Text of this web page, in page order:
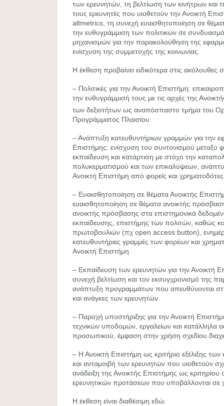
των ερευνητών, τη βελτίωση των κινήτρων και
τους ερευνητές που υιοθετούν την Ανοικτή
altmetrics, τη συνεχή ευαισθητοποίηση σε
την ευθυγράμμιση των πολιτικών σε
μηχανισμών για την παρακολούθηση της
ενίσχυση της συμμετοχής της κοινωνίας.
Η έκθεση προβαίνει ειδικότερα στις ακόλουθες
– Πολιτικές για την Ανοικτή Επιστήμη:
την ευθυγράμμισή τους με τις αρχές της
των δεξιοτήτων ως αναπόσπαστο τμήμα του
Προγράμματος Πλαισίου
– Ανάπτυξη κατευθυντήριων γραμμών για την
Επιστήμης: ενίσχυση του συντονισμού
εκπαίδευση και κατάρτιση με στόχο την
πολυκερματισμού και των επικαλύψεων,
Ανοικτή Επιστήμη από φορείς και
– Ευαισθητοποίηση σε θέματα Ανοικτής
ευαισθητοποίηση σε θέματα ανοικτής
ανοικτής πρόσβασης στα επιστημονικά
εκπαίδευσης, επιστήμης των πολιτών, καθώς
πρωτοβουλιών (πχ open access button),
κατευθυντήριες γραμμές των φορέων και
Ανοικτή Επιστήμη
– Εκπαίδευση των ερευνητών για την Ανοικτή
συνεχή βελτίωση και τον εκσυγχρονισμό της
ανάπτυξη προγραμμάτων που απευθύνονται
και ανάγκες των ερευνητών
– Παροχή υποστήριξης για την Ανοικτή
τεχνικών υποδομών, εργαλείων και κατάλληλα
προσωπικού, έμφαση στην χρήση σχεδίου
– Η Ανοικτή Επιστήμη ως κριτήριο εξέλιξης
και ανταμοιβή των ερευνητών που υιοθετούν
ανάδειξη της Ανοικτής Επιστήμης ως κριτηρίου
ερευνητικών προτάσεων που υποβάλλονται σε
Η έκθεση είναι διαθέσιμη εδώ: